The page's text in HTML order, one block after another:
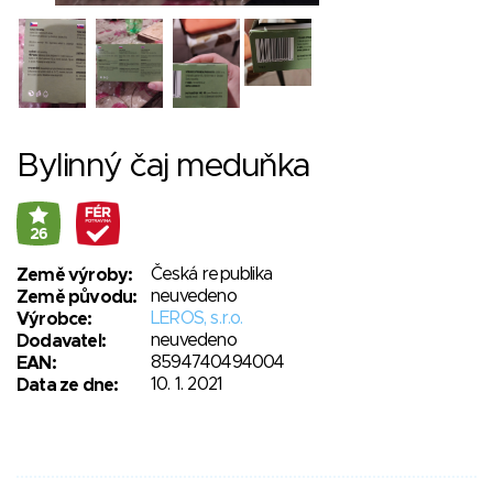
Bylinný čaj meduňka
26
Země výroby:
Česká republika
Země původu:
neuvedeno
Výrobce:
LEROS, s.r.o.
Dodavatel:
neuvedeno
EAN:
8594740494004
Data ze dne:
10. 1. 2021